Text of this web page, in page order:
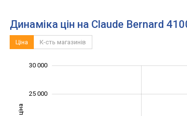
Динаміка цін на Claude Bernard
Ціна К-сть магазинів
30 000
25 000